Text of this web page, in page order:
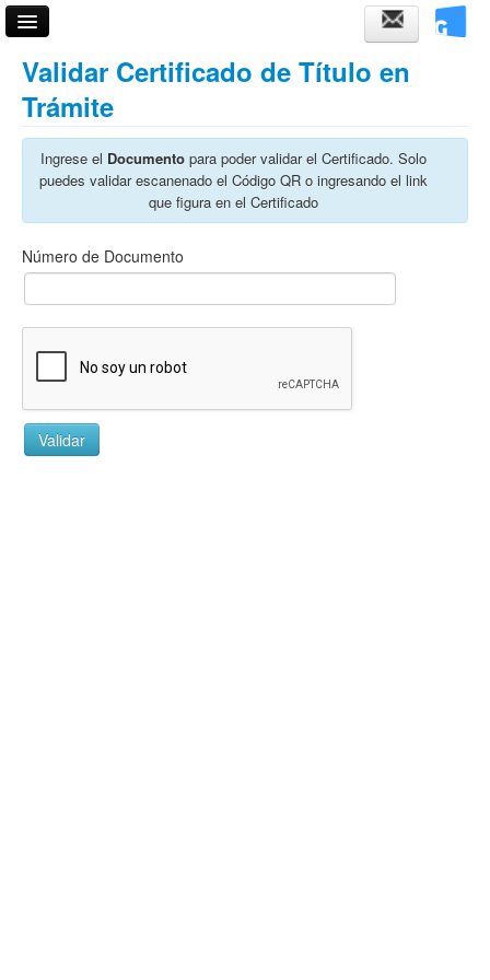
Acceso
Fechas de examen
Horarios de cursadas
Validador de certificados
Validar título en tramite
Validar Certificado de Título en
Trámite
Ingrese el Documento para poder validar el Certificado. Solo
puedes validar escanenado el Código QR o ingresando el link
que figura en el Certificado
Número de Documento